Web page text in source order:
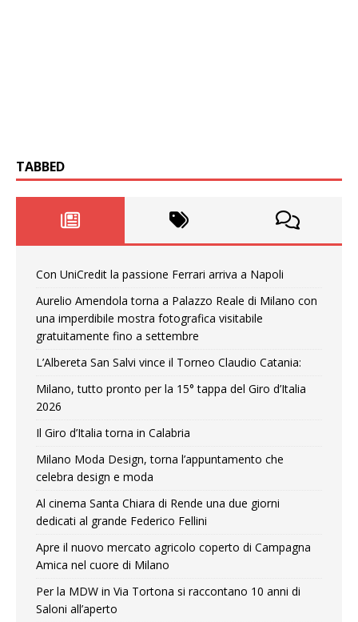
TABBED
Con UniCredit la passione Ferrari arriva a Napoli
Aurelio Amendola torna a Palazzo Reale di Milano con
una imperdibile mostra fotografica visitabile
gratuitamente fino a settembre
L’Albereta San Salvi vince il Torneo Claudio Catania:
Milano, tutto pronto per la 15° tappa del Giro d’Italia
2026
Il Giro d’Italia torna in Calabria
Milano Moda Design, torna l’appuntamento che
celebra design e moda
Al cinema Santa Chiara di Rende una due giorni
dedicati al grande Federico Fellini
Apre il nuovo mercato agricolo coperto di Campagna
Amica nel cuore di Milano
Per la MDW in Via Tortona si raccontano 10 anni di
Saloni all’aperto